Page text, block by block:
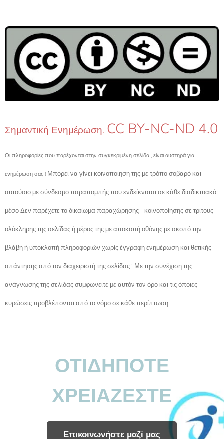
Σημαντική Ενημέρωση. CC BY-NC-ND 4.0
Οι πληροφορίες που παρέχονται στην συγκεκριμένη σελίδα , είναι αυστηρά για
ενημέρωση σας ! Μπορεί να γίνει κοινοποίηση της με τρόπο σοβαρό και
αυτούσιο με σύνδεσμο παραπομπής που ενδείκνυται σε κάθε διαδικτυακό
μέσο Δεν παρέχετε το δικαίωμα παραχώρησης - κοινοποίησης σε τρίτους
ολόκληρης της σελίδας ή μέρος της με αποκοπή οθόνης με σκοπό την
βλάβη ή υποκλοπή πληροφοριών χωρίς έγγραφη ενημέρωση και θετικής
απάντησης από τον διαχειριστή της σελίδας ! Με την συνέχιση της
ανάγνωσης της σελίδας συμφωνείτε με αυτόν τον όρο και τις όποιες
κυρώσεις προβλέπονται από το νόμο σε κάθε περίπτωση
ΟΤΙΔΗΠΟΤΕ
ΧΡΕΙΑΖΕΣΤΕ
Επικοινωνήστε μαζί μας